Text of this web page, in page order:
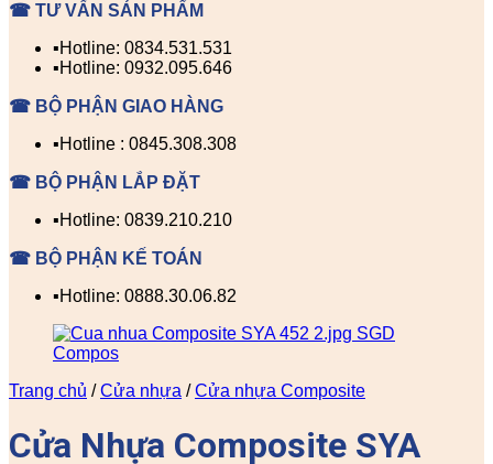
☎ TƯ VẤN SẢN PHẨM
▪️Hotline: 0834.531.531
▪️Hotline: 0932.095.646
☎ BỘ PHẬN GIAO HÀNG
▪️Hotline : 0845.308.308
☎ BỘ PHẬN LẮP ĐẶT
▪️Hotline: 0839.210.210
☎ BỘ PHẬN KẾ TOÁN
▪️Hotline: 0888.30.06.82
Trang chủ / Cửa nhựa / Cửa nhựa Composite
Cửa Nhựa Composite SYA